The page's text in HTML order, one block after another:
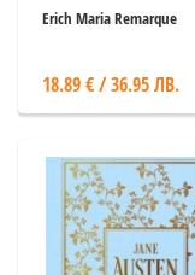
Erich Maria Remarque
18.89 € / 36.95 ЛВ.